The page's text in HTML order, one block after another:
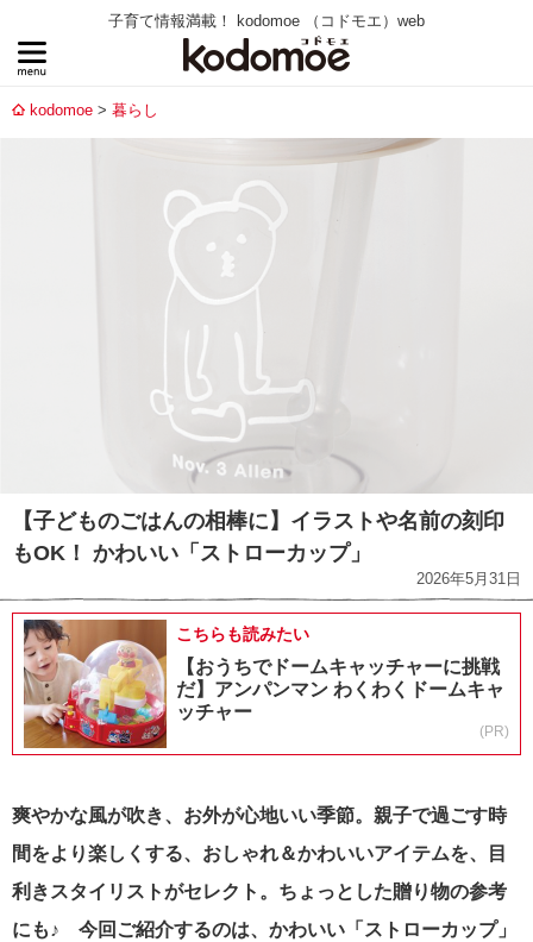
子育て情報満載！ kodomoe （コドモエ）web
kodomoe 暮らし
【子どものごはんの相棒に】イラストや名前の刻印
もOK！ かわいい「ストローカップ」
2026年5月31日
こちらも読みたい
【おうちでドームキャッチャーに挑戦
だ】アンパンマン わくわくドームキャ
ッチャー
(PR)
爽やかな風が吹き、お外が心地いい季節。親子で過ごす時
間をより楽しくする、おしゃれ＆かわいいアイテムを、目
利きスタイリストがセレクト。ちょっとした贈り物の参考
にも♪ 今回ご紹介するのは、かわいい「ストローカップ」